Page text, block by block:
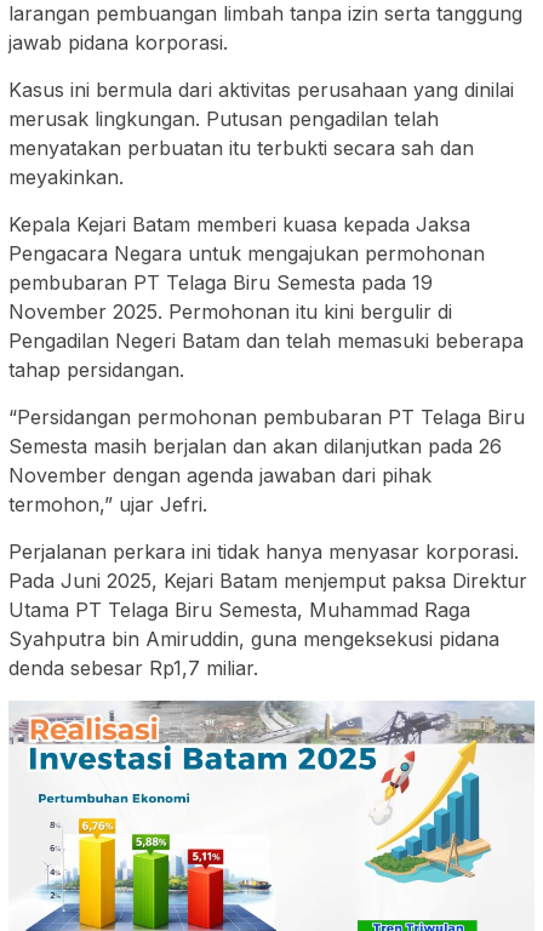
larangan pembuangan limbah tanpa izin serta tanggung
jawab pidana korporasi.
Kasus ini bermula dari aktivitas perusahaan yang dinilai
merusak lingkungan. Putusan pengadilan telah
menyatakan perbuatan itu terbukti secara sah dan
meyakinkan.
Kepala Kejari Batam memberi kuasa kepada Jaksa
Pengacara Negara untuk mengajukan permohonan
pembubaran PT Telaga Biru Semesta pada 19
November 2025. Permohonan itu kini bergulir di
Pengadilan Negeri Batam dan telah memasuki beberapa
tahap persidangan.
“Persidangan permohonan pembubaran PT Telaga Biru
Semesta masih berjalan dan akan dilanjutkan pada 26
November dengan agenda jawaban dari pihak
termohon,” ujar Jefri.
Perjalanan perkara ini tidak hanya menyasar korporasi.
Pada Juni 2025, Kejari Batam menjemput paksa Direktur
Utama PT Telaga Biru Semesta, Muhammad Raga
Syahputra bin Amiruddin, guna mengeksekusi pidana
denda sebesar Rp1,7 miliar.